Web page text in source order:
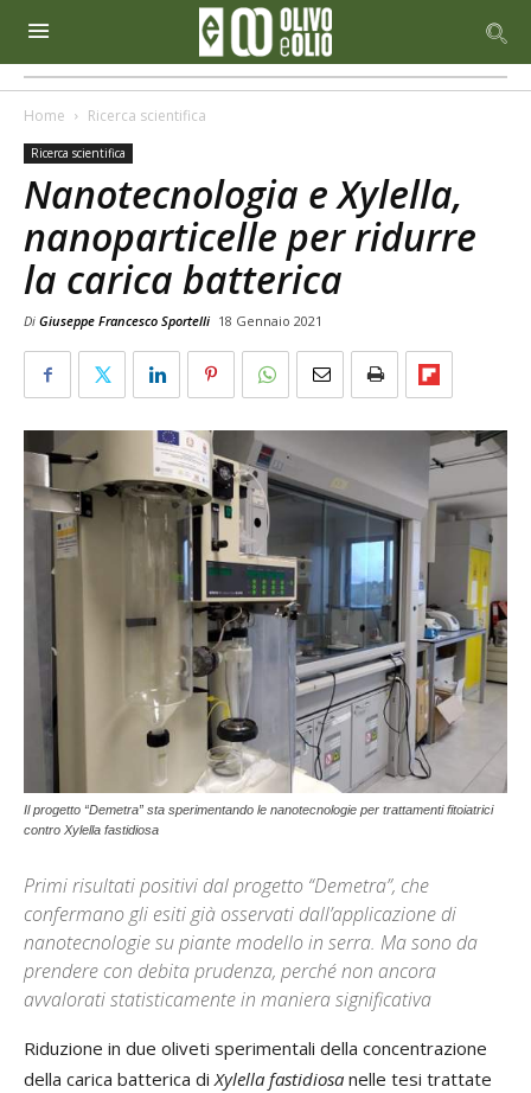
Home Ricerca scientifica
Ricerca scientifica
Nanotecnologia e Xylella,
nanoparticelle per ridurre
la carica batterica
Di Giuseppe Francesco Sportelli 18 Gennaio 2021
Il progetto “Demetra” sta sperimentando le nanotecnologie per trattamenti fitoiatrici
contro Xylella fastidiosa
Primi risultati positivi dal progetto “Demetra”, che
confermano gli esiti già osservati dall’applicazione di
nanotecnologie su piante modello in serra. Ma sono da
prendere con debita prudenza, perché non ancora
avvalorati statisticamente in maniera significativa
Riduzione in due oliveti sperimentali della concentrazione
della carica batterica diXylella fastidiosa nelle tesi trattate